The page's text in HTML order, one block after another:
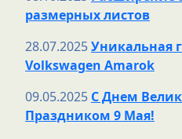
размерных листов
28.07.2025Уникальная
Volkswagen Amarok
09.05.2025 С Днем
Праздником 9 Мая!